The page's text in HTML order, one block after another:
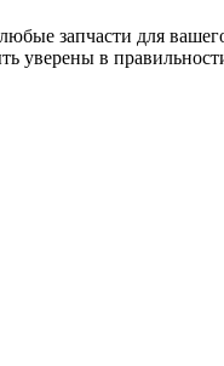
запчасти для
уверены в